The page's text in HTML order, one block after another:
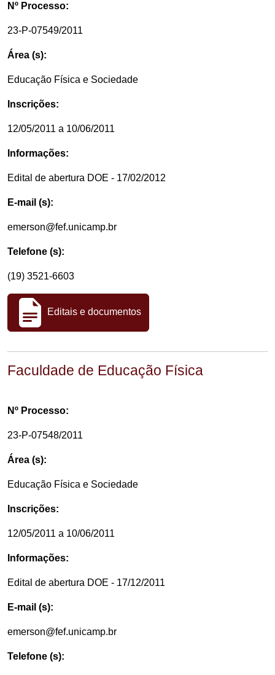
Nº Processo:
23-P-07549/2011
Área (s):
Educação Física e Sociedade
Inscrições:
12/05/2011 a 10/06/2011
Informações:
Edital de abertura DOE - 17/02/2012
E-mail (s):
emerson@fef.unicamp.br
Telefone (s):
(19) 3521-6603
Editais e documentos
Faculdade de Educação Física
Nº Processo:
23-P-07548/2011
Área (s):
Educação Física e Sociedade
Inscrições:
12/05/2011 a 10/06/2011
Informações:
Edital de abertura DOE - 17/12/2011
E-mail (s):
emerson@fef.unicamp.br
Telefone (s):